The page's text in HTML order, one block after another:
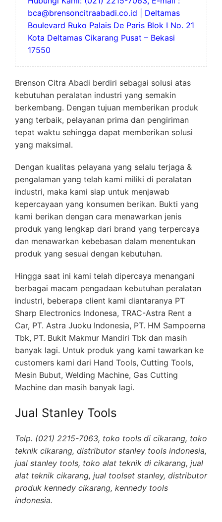
bca@brensoncitraabadi.co.id | Deltamas
Boulevard Ruko Palais De Paris Blok I No. 21
Kota Deltamas Cikarang Pusat – Bekasi
17550
Brenson Citra Abadi berdiri sebagai solusi atas
kebutuhan peralatan industri yang semakin
berkembang. Dengan tujuan memberikan produk
yang terbaik, pelayanan prima dan pengiriman
tepat waktu sehingga dapat memberikan solusi
yang maksimal.
Dengan kualitas pelayana yang selalu terjaga &
pengalaman yang telah kami miliki di peralatan
industri, maka kami siap untuk menjawab
kepercayaan yang konsumen berikan. Bukti yang
kami berikan dengan cara menawarkan jenis
produk yang lengkap dari brand yang terpercaya
dan menawarkan kebebasan dalam menentukan
produk yang sesuai dengan kebutuhan.
Hingga saat ini kami telah dipercaya menangani
berbagai macam pengadaan kebutuhan peralatan
industri, beberapa client kami diantaranya PT
Sharp Electronics Indonesa, TRAC-Astra Rent a
Car, PT. Astra Juoku Indonesia, PT. HM Sampoerna
Tbk, PT. Bukit Makmur Mandiri Tbk dan masih
banyak lagi. Untuk produk yang kami tawarkan ke
customers kami dari Hand Tools, Cutting Tools,
Mesin Bubut, Welding Machine, Gas Cutting
Machine dan masih banyak lagi.
Jual Stanley Tools
Telp. (021) 2215-7063, toko tools di cikarang, toko
teknik cikarang, distributor stanley tools indonesia,
jual stanley tools, toko alat teknik di cikarang, jual
alat teknik cikarang, jual toolset stanley, distributor
produk kennedy cikarang, kennedy tools
indonesia.